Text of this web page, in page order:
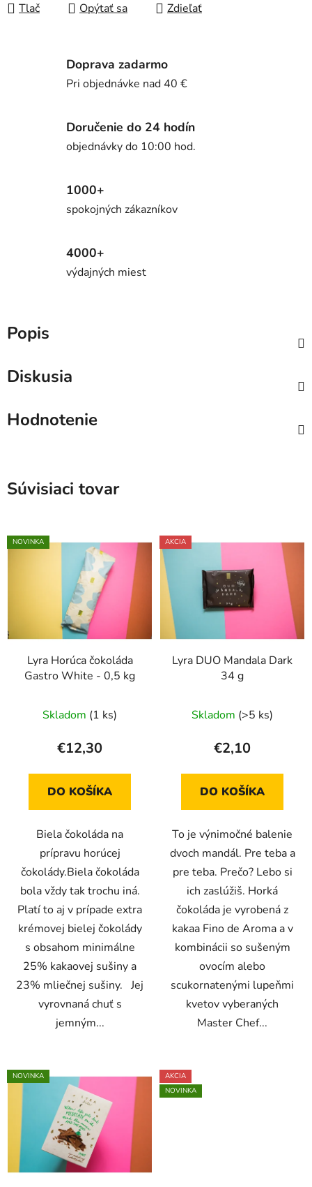
Tlač Opýtať sa Zdieľať
Doprava zadarmo
Pri objednávke nad 40 €
Doručenie do 24 hodín
objednávky do 10:00 hod.
1000+
spokojných zákazníkov
4000+
výdajných miest
Popis
Diskusia
Hodnotenie
Súvisiaci tovar
NOVINKA
Lyra Horúca čokoláda
Gastro White - 0,5 kg
Skladom (1 ks)
€12,30
DO KOŠÍKA
Biela čokoláda na
prípravu horúcej
čokolády.Biela čokoláda
bola vždy tak trochu iná.
Platí to aj v prípade extra
krémovej bielej čokolády
s obsahom minimálne
25% kakaovej sušiny a
23% mliečnej sušiny. Jej
vyrovnaná chuť s
jemným...
AKCIA
Lyra DUO Mandala Dark
34 g
Skladom (>5 ks)
€2,10
DO KOŠÍKA
To je výnimočné balenie
dvoch mandál. Pre teba a
pre teba. Prečo? Lebo si
ich zaslúžiš. Horká
čokoláda je vyrobená z
kakaa Fino de Aroma a v
kombinácii so sušeným
ovocím alebo
scukornatenými lupeňmi
kvetov vyberaných
Master Chef...
NOVINKA
AKCIA
NOVINKA